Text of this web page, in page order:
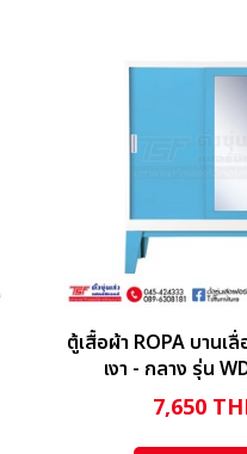
ตู้เสื้อผ้า ROPA บานเ
เงา - กลาง รุ่น
7,650